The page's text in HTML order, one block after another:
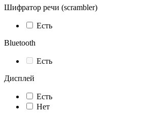
Шифратор речи (scrambler)
Есть
Bluetooth
Есть
Дисплей
Есть
Нет